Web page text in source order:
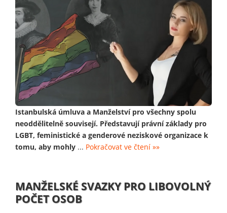
Istanbulská úmluva a Manželství pro všechny spolu
neoddělitelně souvisejí. Představují právní základy pro
LGBT, feministické a genderové neziskové organizace k
tomu, aby mohly ... Pokračovat ve čtení »»
MANŽELSKÉ SVAZKY PRO LIBOVOLNÝ
POČET OSOB